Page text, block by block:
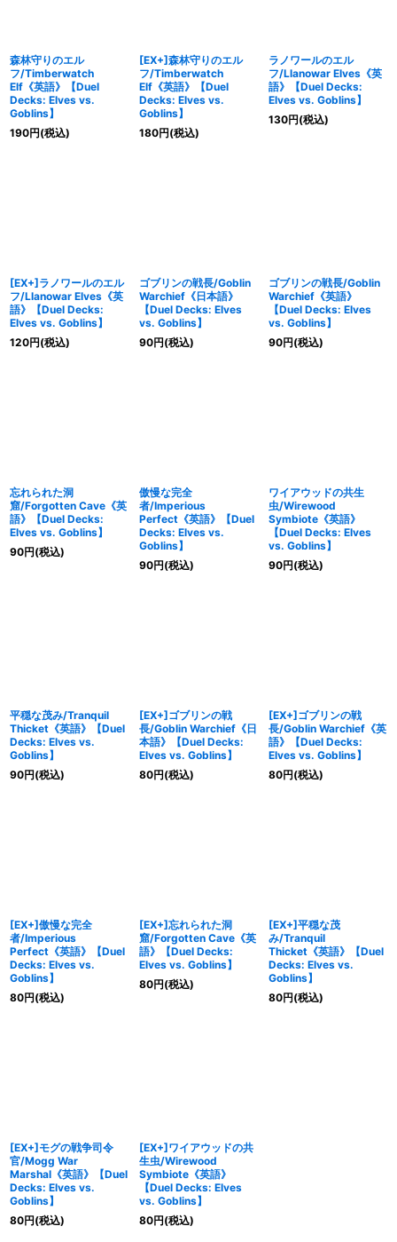
森林守りのエル
フ/Timberwatch
Elf《英語》【Duel
Decks: Elves vs.
Goblins】
190円(税込)
[EX+]森林守りのエル
フ/Timberwatch
Elf《英語》【Duel
Decks: Elves vs.
Goblins】
180円(税込)
ラノワールのエル
フ/Llanowar Elves《英
語》【Duel Decks:
Elves vs. Goblins】
130円(税込)
[EX+]ラノワールのエル
フ/Llanowar Elves《英
語》【Duel Decks:
Elves vs. Goblins】
120円(税込)
ゴブリンの戦長/Goblin
Warchief《日本語》
【Duel Decks: Elves
vs. Goblins】
90円(税込)
ゴブリンの戦長/Goblin
Warchief《英語》
【Duel Decks: Elves
vs. Goblins】
90円(税込)
忘れられた洞
窟/Forgotten Cave《英
語》【Duel Decks:
Elves vs. Goblins】
90円(税込)
傲慢な完全
者/Imperious
Perfect《英語》【Duel
Decks: Elves vs.
Goblins】
90円(税込)
ワイアウッドの共生
虫/Wirewood
Symbiote《英語》
【Duel Decks: Elves
vs. Goblins】
90円(税込)
平穏な茂み/Tranquil
Thicket《英語》【Duel
Decks: Elves vs.
Goblins】
90円(税込)
[EX+]ゴブリンの戦
長/Goblin Warchief《日
本語》【Duel Decks:
Elves vs. Goblins】
80円(税込)
[EX+]ゴブリンの戦
長/Goblin Warchief《英
語》【Duel Decks:
Elves vs. Goblins】
80円(税込)
[EX+]傲慢な完全
者/Imperious
Perfect《英語》【Duel
Decks: Elves vs.
Goblins】
80円(税込)
[EX+]忘れられた洞
窟/Forgotten Cave《英
語》【Duel Decks:
Elves vs. Goblins】
80円(税込)
[EX+]平穏な茂
み/Tranquil
Thicket《英語》【Duel
Decks: Elves vs.
Goblins】
80円(税込)
[EX+]モグの戦争司令
官/Mogg War
Marshal《英語》【Duel
Decks: Elves vs.
Goblins】
80円(税込)
[EX+]ワイアウッドの共
生虫/Wirewood
Symbiote《英語》
【Duel Decks: Elves
vs. Goblins】
80円(税込)